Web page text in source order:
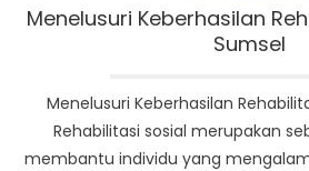
Menelusuri Keberhasilan
Sumsel
Menelusuri Keberhasilan
Rehabilitasi sosial merupakan
membantu individu yang